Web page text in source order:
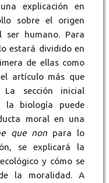
explicación en
sobre el origen
humano. Para
estará dividido en
de ellas como
artículo más que
sección inicial
la biología puede
moral en una
que non para lo
se explicará la
y cómo se
la moralidad. A